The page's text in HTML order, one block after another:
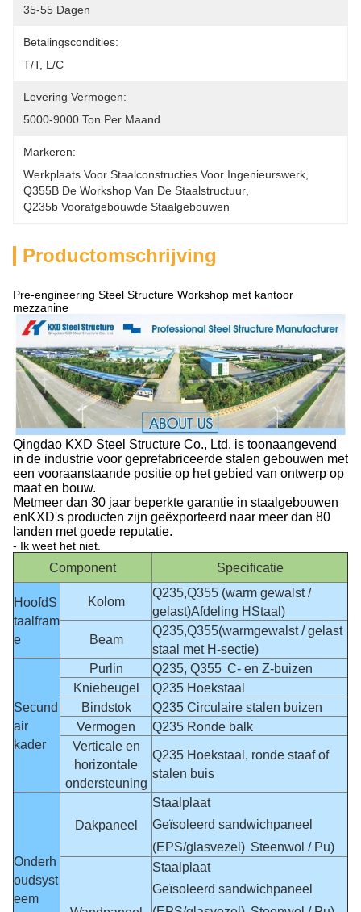
35-55 Dagen
Betalingscondities:
T/T, L/C
Levering Vermogen:
5000-9000 Ton Per Maand
Markeren:
Werkplaats Voor Staalconstructies Voor Ingenieurswerk
Q355B De Workshop Van De Staalstructuur
Q235b Voorafgebouwde Staalgebouwen
Productomschrijving
Pre-engineering Steel Structure Workshop met kantoor
mezzanine
Qingdao KXD Steel Structure Co., Ltd. is toonaangevend
in de industrie voor geprefabriceerde stalen gebouwen met
een vooraanstaande positie op het gebied van ontwerp op
maat en bouw.
Metmeer dan 30 jaar beperkte garantie in staalgebouwen
enKXD's producten zijn geëxporteerd naar meer dan 80
landen met goede reputatie.
- Ik weet het niet.
Component Specificatie
HoofdS
taalfram
e
Kolom
Q235,Q355 (warm gewalst /
gelast)Afdeling H Staal)
Beam
Q235,Q355(warmgewalst / gelast
staal met H-sectie)
Secund
air
kader
Purlin Q235, Q355 C- en Z-buizen
Kniebeugel
Q235 Hoekstaal
Bindstok
Q235 Circulaire stalen buizen
Vermogen
Q235 Ronde balk
Verticale en
horizontale
ondersteuning
Q235 Hoekstaal, ronde staaf of
stalen buis
Onderh
oudsyst
eem
Dakpaneel
Staalplaat
Geïsoleerd sandwichpaneel
(EPS/glasvezel) Steenwol / Pu)
Staalplaat
Geïsoleerd sandwichpaneel